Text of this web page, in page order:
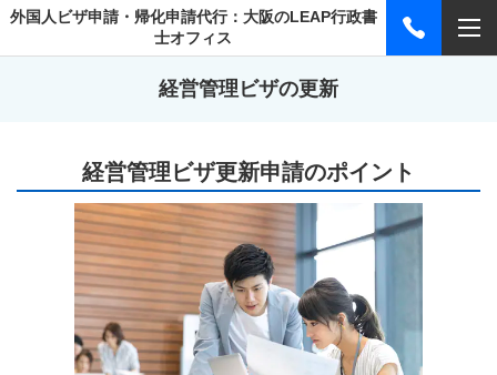
外国人ビザ申請・帰化申請代行：大阪のLEAP行政書
士オフィス
経営管理ビザの更新
経営管理ビザ更新申請のポイント